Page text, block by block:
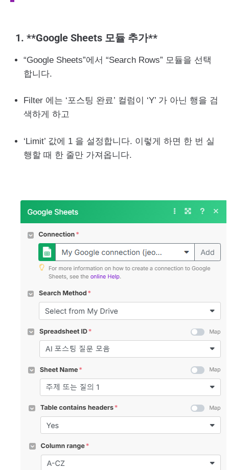
1. **Google Sheets 모듈 추가**
“Google Sheets”에서 “Search Rows” 모듈을 선택
합니다.
Filter 에는 ‘포스팅 완료’ 컬럼이 ‘Y’ 가 아닌 행을 검
색하게 하고
‘Limit’ 값에 1 을 설정합니다. 이렇게 하면 한 번 실
행할 때 한 줄만 가져옵니다.